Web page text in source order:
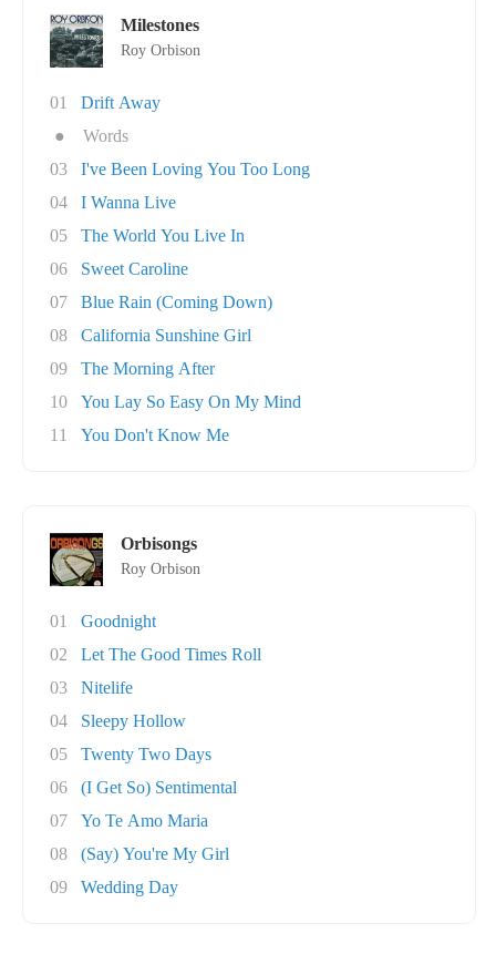
Milestones
Roy Orbison
01
Drift Away
●
Words
03
I've Been Loving You Too Long
04
I Wanna Live
05
The World You Live In
06
Sweet Caroline
07
Blue Rain (Coming Down)
08
California Sunshine Girl
09
The Morning After
10
You Lay So Easy On My Mind
11
You Don't Know Me
Orbisongs
Roy Orbison
01
Goodnight
02
Let The Good Times Roll
03
Nitelife
04
Sleepy Hollow
05
Twenty Two Days
06
(I Get So) Sentimental
07
Yo Te Amo Maria
08
(Say) You're My Girl
09
Wedding Day